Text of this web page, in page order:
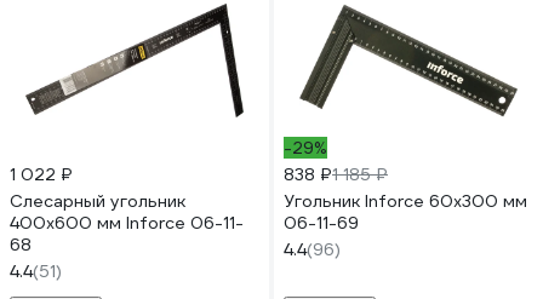
1 022 ₽
Слесарный угольник
400x600 мм Inforce 06-11-
68
4.4(51)
-29%
838 ₽1 185 ₽
Угольник Inforce 60х300 мм
06-11-69
4.4(96)